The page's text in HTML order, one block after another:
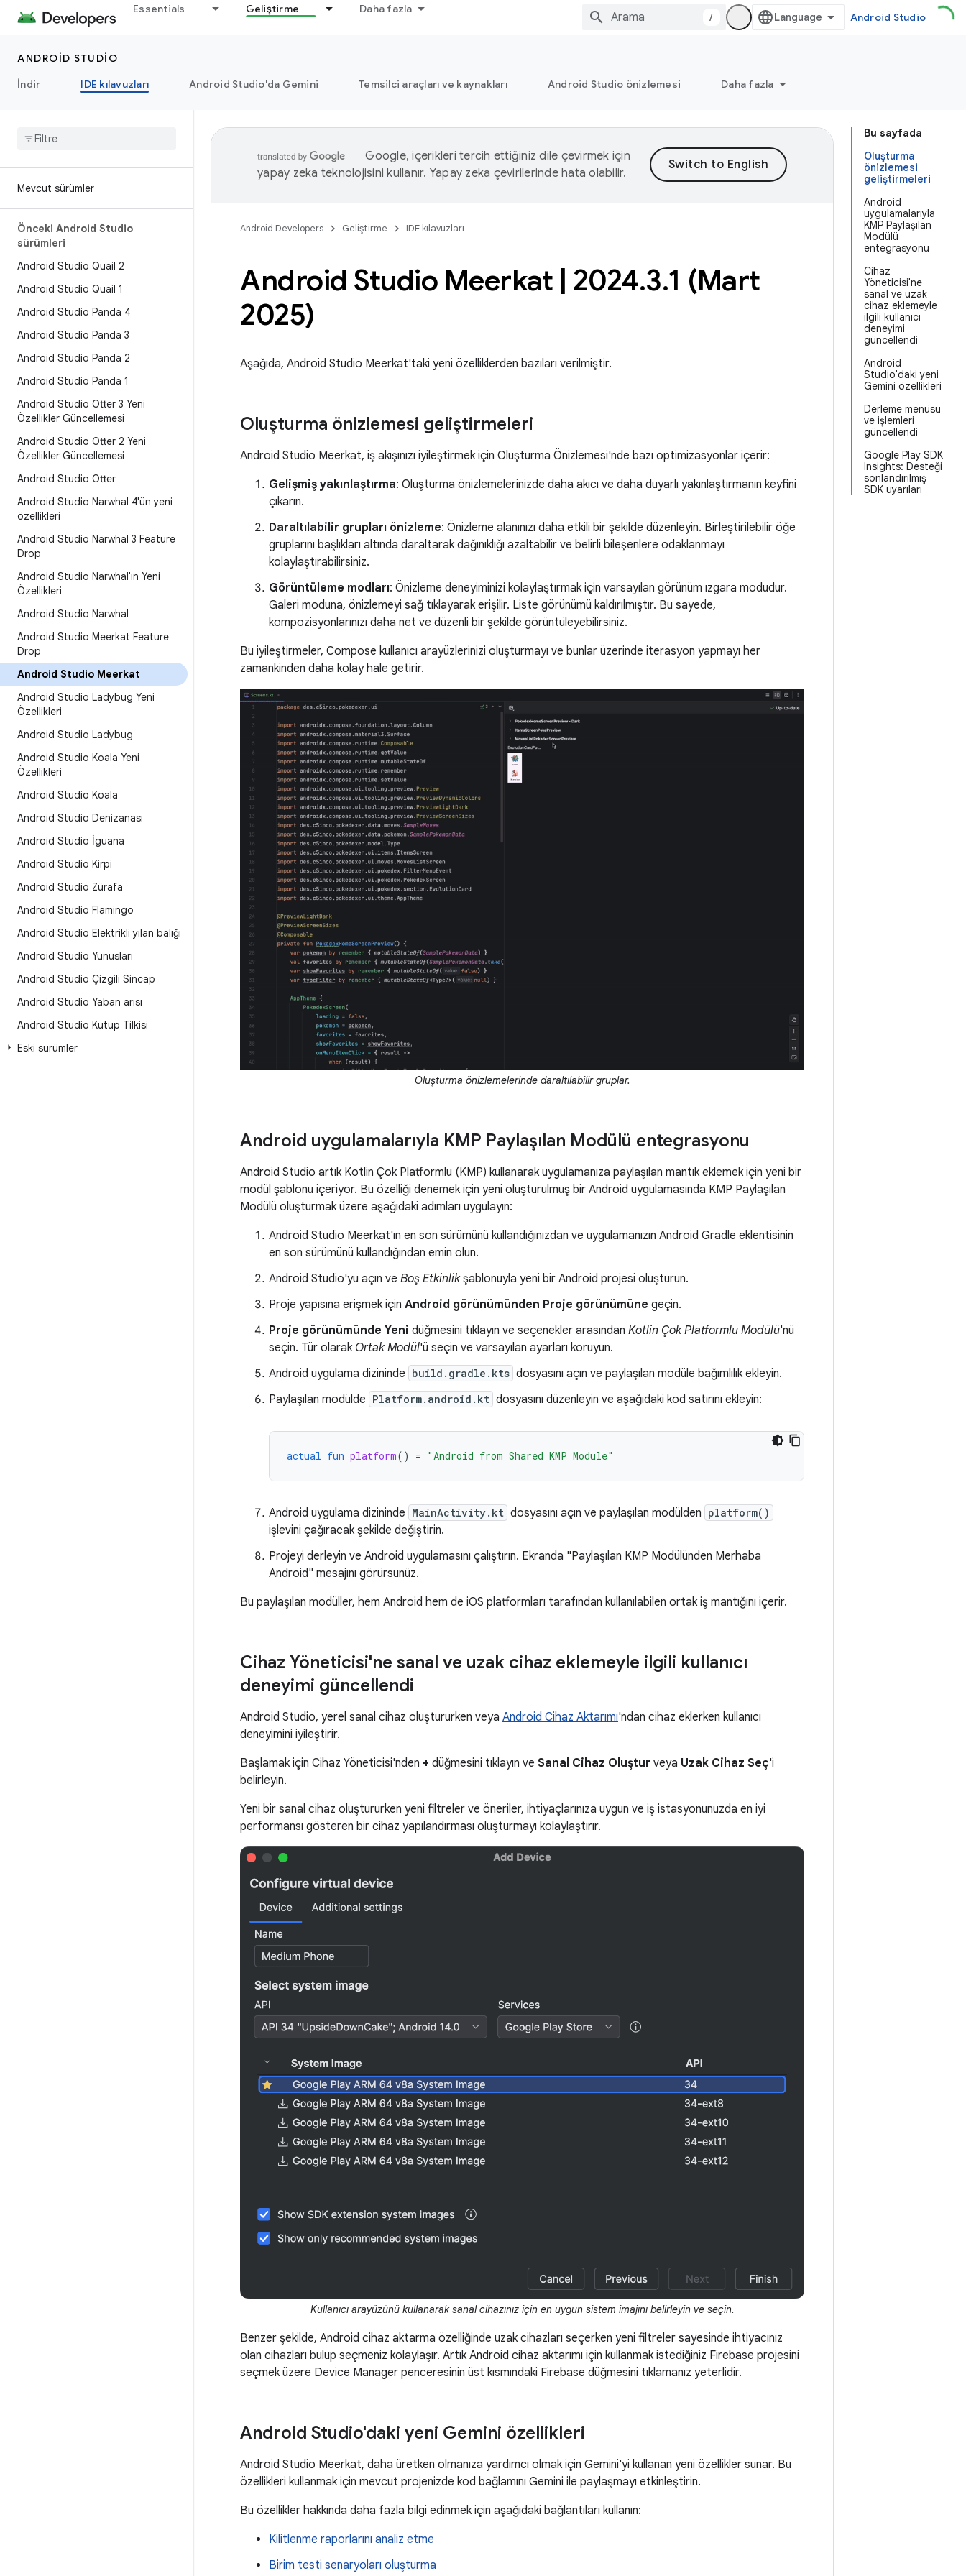
Essentials Geliştirme Daha fazla
/ Android Studio
ANDROID STUDIO
İndir
IDE kılavuzları Android Studio'da Gemini Temsilci araçları ve kaynakları Android Studio önizlemesi Daha fazla
Mevcut sürümler
Önceki Android Studio
sürümleri
Android Studio Quail 2
Android Studio Quail 1
Android Studio Panda 4
Android Studio Panda 3
Android Studio Panda 2
Android Studio Panda 1
Android Studio Otter 3 Yeni
Özellikler Güncellemesi
Android Studio Otter 2 Yeni
Özellikler Güncellemesi
Android Studio Otter
Android Studio Narwhal 4'ün yeni
özellikleri
Android Studio Narwhal 3 Feature
Drop
Android Studio Narwhal'ın Yeni
Özellikleri
Android Studio Narwhal
Android Studio Meerkat Feature
Drop
Android Studio Meerkat
Android Studio Ladybug Yeni
Özellikleri
Android Studio Ladybug
Android Studio Koala Yeni
Özellikleri
Android Studio Koala
Android Studio Denizanası
Android Studio İguana
Android Studio Kirpi
Android Studio Zürafa
Android Studio Flamingo
Android Studio Elektrikli yılan balığı
Android Studio Yunusları
Android Studio Çizgili Sincap
Android Studio Yaban arısı
Android Studio Kutup Tilkisi
Eski sürümler
Bu sayfada
Oluşturma
önizlemesi
geliştirmeleri
Android
uygulamalarıyla
KMP Paylaşılan
Modülü
entegrasyonu
Cihaz
Yöneticisi'ne
sanal ve uzak
cihaz eklemeyle
ilgili kullanıcı
deneyimi
güncellendi
Android
Studio'daki yeni
Gemini özellikleri
Derleme menüsü
ve işlemleri
güncellendi
Google Play SDK
Insights: Desteği
sonlandırılmış
SDK uyarıları
Google, içerikleri tercih ettiğiniz dile çevirmek için
yapay zeka teknolojisini kullanır. Yapay zeka çevirilerinde hata olabilir.
Android Developers Geliştirme IDE kılavuzları
Android Studio Meerkat | 2024.3.1 (Mart
2025)
Aşağıda, Android Studio Meerkat'taki yeni özelliklerden bazıları verilmiştir.
Oluşturma önizlemesi geliştirmeleri
Android Studio Meerkat, iş akışınızı iyileştirmek için Oluşturma Önizlemesi'nde bazı optimizasyonlar içerir:
Gelişmiş yakınlaştırma: Oluşturma önizlemelerinizde daha akıcı ve daha duyarlı yakınlaştırmanın keyfini
çıkarın.
Daraltılabilir grupları önizleme: Önizleme alanınızı daha etkili bir şekilde düzenleyin. Birleştirilebilir öğe
gruplarını başlıkları altında daraltarak dağınıklığı azaltabilir ve belirli bileşenlere odaklanmayı
kolaylaştırabilirsiniz.
Görüntüleme modları: Önizleme deneyiminizi kolaylaştırmak için varsayılan görünüm ızgara modudur.
Galeri moduna, önizlemeyi sağ tıklayarak erişilir. Liste görünümü kaldırılmıştır. Bu sayede,
kompozisyonlarınızı daha net ve düzenli bir şekilde görüntüleyebilirsiniz.
Bu iyileştirmeler, Compose kullanıcı arayüzlerinizi oluşturmayı ve bunlar üzerinde iterasyon yapmayı her
zamankinden daha kolay hale getirir.
Oluşturma önizlemelerinde daraltılabilir gruplar.
Android uygulamalarıyla KMP Paylaşılan Modülü entegrasyonu
Android Studio artık Kotlin Çok Platformlu (KMP) kullanarak uygulamanıza paylaşılan mantık eklemek için yeni bir
modül şablonu içeriyor. Bu özelliği denemek için yeni oluşturulmuş bir Android uygulamasında KMP Paylaşılan
Modülü oluşturmak üzere aşağıdaki adımları uygulayın:
Android Studio Meerkat'ın en son sürümünü kullandığınızdan ve uygulamanızın Android Gradle eklentisinin
en son sürümünü kullandığından emin olun.
Android Studio'yu açın ve Boş Etkinlikşablonuyla yeni bir Android projesi oluşturun.
Proje yapısına erişmek için Android görünümünden Proje görünümüne geçin.
Proje görünümünde Yeni düğmesini tıklayın ve seçenekler arasından Kotlin Çok Platformlu Modülü'nü
seçin. Tür olarak Ortak Modül'ü seçin ve varsayılan ayarları koruyun.
Android uygulama dizininde build.gradle.kts dosyasını açın ve paylaşılan modüle bağımlılık ekleyin.
Paylaşılan modülde Platform.android.kt dosyasını düzenleyin ve aşağıdaki kod satırını ekleyin:
actual fun platform() = "Android from Shared KMP Module"
Android uygulama dizininde MainActivity.kt dosyasını açın ve paylaşılan modülden platform()
işlevini çağıracak şekilde değiştirin.
Projeyi derleyin ve Android uygulamasını çalıştırın. Ekranda "Paylaşılan KMP Modülünden Merhaba
Android" mesajını görürsünüz.
Bu paylaşılan modüller, hem Android hem de iOS platformları tarafından kullanılabilen ortak iş mantığını içerir.
Cihaz Yöneticisi'ne sanal ve uzak cihaz eklemeyle ilgili kullanıcı
deneyimi güncellendi
Android Studio, yerel sanal cihaz oluştururken veya Android Cihaz Aktarımı'ndan cihaz eklerken kullanıcı
deneyimini iyileştirir.
Başlamak için Cihaz Yöneticisi'nden + düğmesini tıklayın ve Sanal Cihaz Oluştur veya Uzak Cihaz Seç'i
belirleyin.
Yeni bir sanal cihaz oluştururken yeni filtreler ve öneriler, ihtiyaçlarınıza uygun ve iş istasyonunuzda en iyi
performansı gösteren bir cihaz yapılandırması oluşturmayı kolaylaştırır.
Kullanıcı arayüzünü kullanarak sanal cihazınız için en uygun sistem imajını belirleyin ve seçin.
Benzer şekilde, Android cihaz aktarma özelliğinde uzak cihazları seçerken yeni filtreler sayesinde ihtiyacınız
olan cihazları bulup seçmeniz kolaylaşır. Artık Android cihaz aktarımı için kullanmak istediğiniz Firebase projesini
seçmek üzere Device Manager penceresinin üst kısmındaki Firebase düğmesini tıklamanız yeterlidir.
Android Studio'daki yeni Gemini özellikleri
Android Studio Meerkat, daha üretken olmanıza yardımcı olmak için Gemini'yi kullanan yeni özellikler sunar. Bu
özellikleri kullanmak için mevcut projenizde kod bağlamını Gemini ile paylaşmayı etkinleştirin.
Bu özellikler hakkında daha fazla bilgi edinmek için aşağıdaki bağlantıları kullanın:
Kilitlenme raporlarını analiz etme
Birim testi senaryoları oluşturma